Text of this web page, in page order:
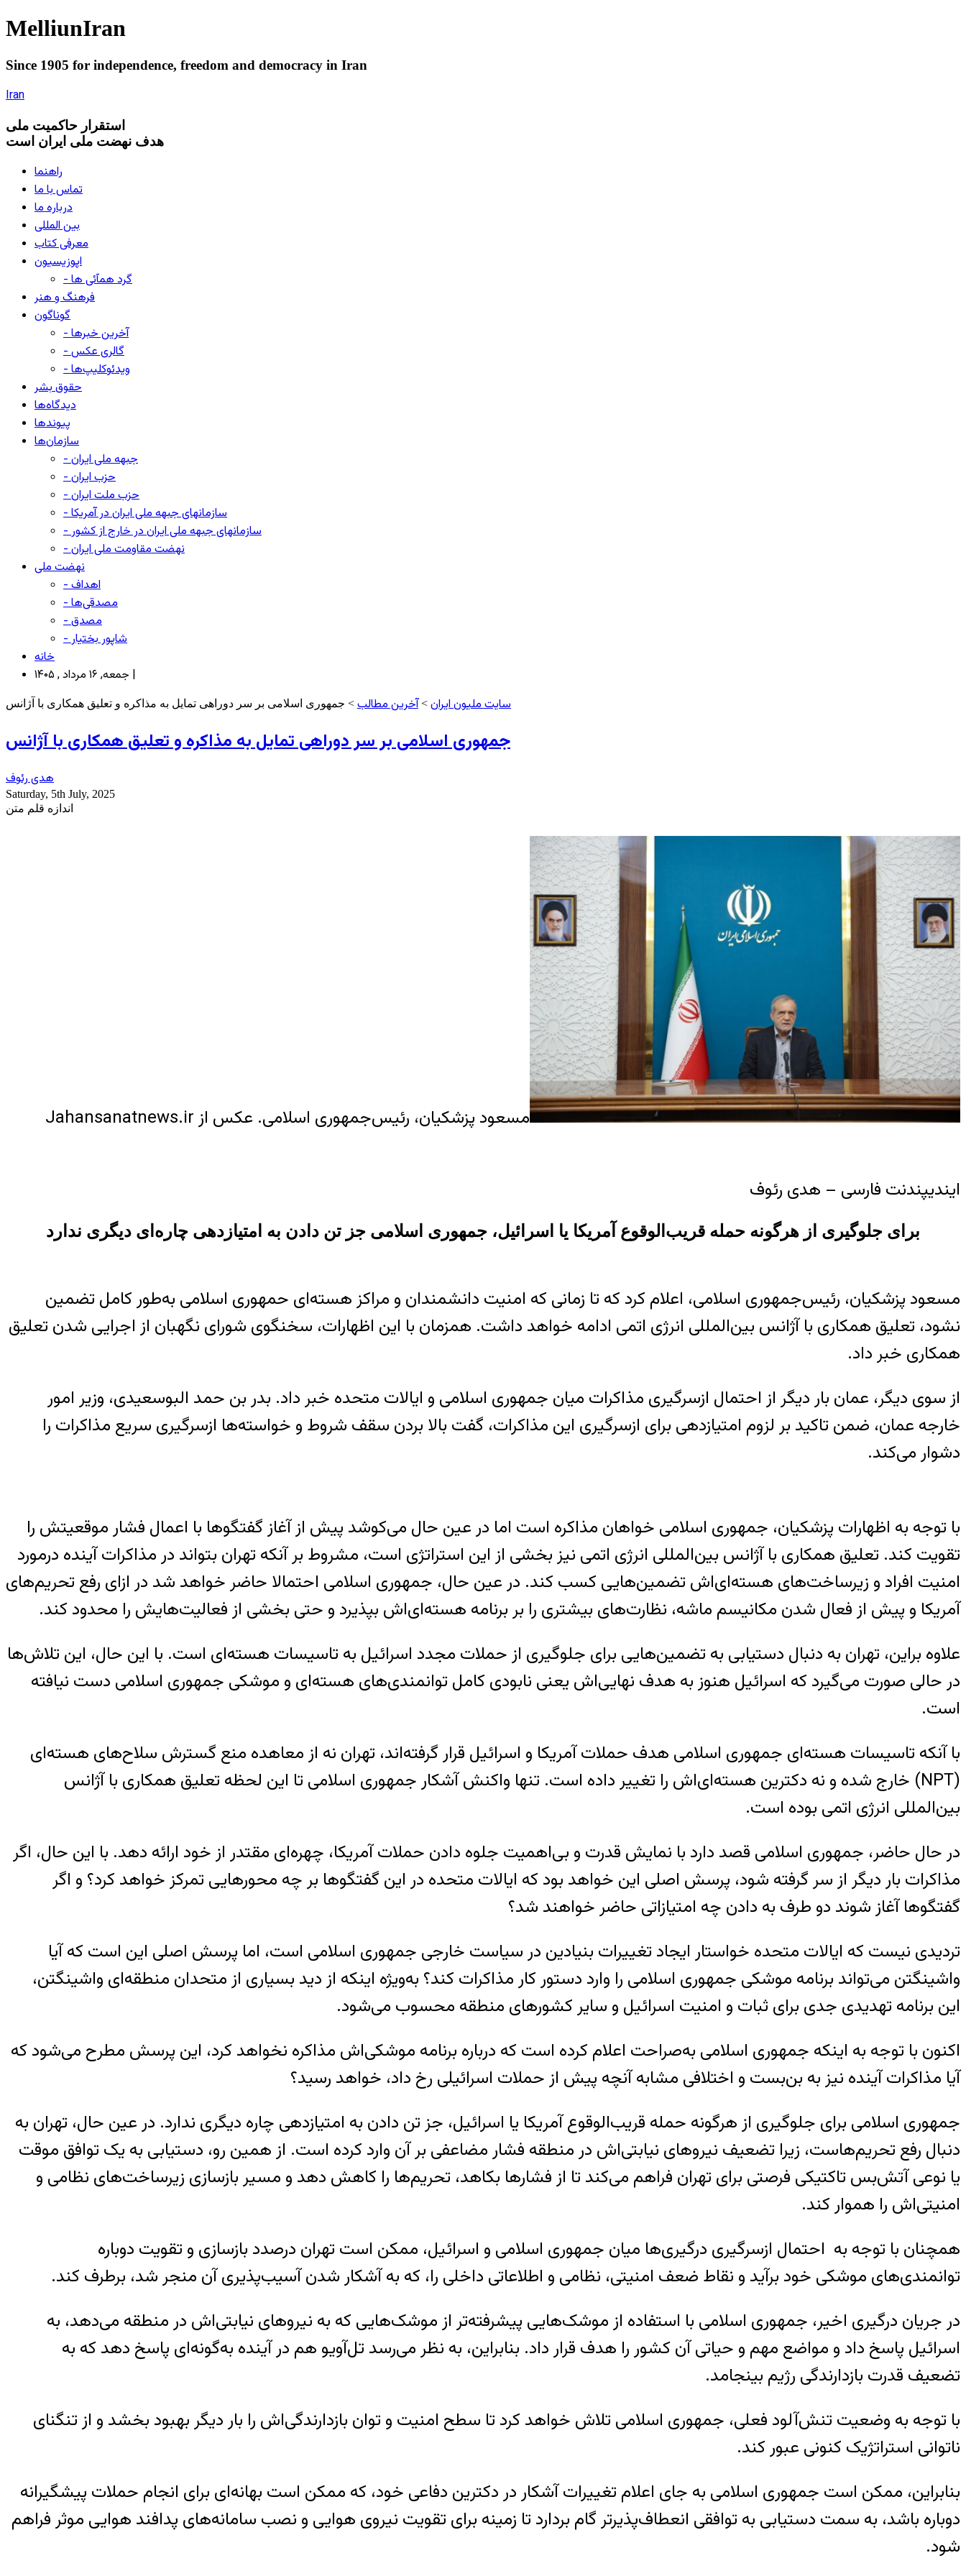
MelliunIran
Since 1905 for independence, freedom and democracy in Iran
Iran
استقرار حاکميت ملی
هدف نهضت ملی ایران است
راهنما
تماس با ما
درباره ما
بین المللی
معرفی کتاب
اپوزیسیون
- گرد همآئی ها
فرهنگ و هنر
گوناگون
- آخرین خبرها
- گالری عکس
- ویدئوکلیپ‌ها
حقوق بشر
دیدگاه‌ها
پیوندها
سازمان‌ها
- جبهه ملی ایران
- حزب ایران
- حزب ملت ایران
- سازمانهای جبهه ملی ایران در آمریکا
- سازمانهای جبهه ملی ایران در خارج از کشور
- نهضت مقاومت ملی ایران
نهضت ملی
- اهداف
- مصدقی‌ها
- مصدق
- شاپور بختیار
خانه
جمعه, ۱۶ مرداد , ۱۴۰۵ |
سایت ملیون ایران >آخرین مطالب > جمهوری اسلامی بر سر دوراهی تمایل به مذاکره و تعلیق همکاری با آژانس
جمهوری اسلامی بر سر دوراهی تمایل به مذاکره و تعلیق همکاری با آژانس
هدی رئوف
Saturday, 5th July, 2025
اندازه قلم متن
مسعود پزشکیان، رئیس‌جمهوری اسلامی. عکس از Jahansanatnews.ir
ایندیپندنت فارسی – هدی رئوف
برای جلوگیری از هرگونه حمله قریب‌الوقوع آمریکا یا اسرائیل، جمهوری اسلامی جز تن دادن به امتیازدهی چاره‌ای دیگری ندارد
مسعود پزشکیان، رئیس‌جمهوری اسلامی، اعلام کرد که تا زمانی که امنیت دانشمندان و مراکز هسته‌ای حمهوری اسلامی به‌طور کامل تضمین
نشود، تعلیق همکاری با آژانس بین‌المللی انرژی اتمی ادامه خواهد داشت. همزمان با این اظهارات، سخنگوی شورای نگهبان از اجرایی شدن تعلیق
همکاری خبر داد.
از سوی دیگر، عمان بار دیگر از احتمال ازسرگیری مذاکرات میان جمهوری اسلامی و ایالات متحده خبر داد. بدر بن حمد البوسعیدی، وزیر امور
خارجه عمان، ضمن تاکید بر لزوم امتیازدهی برای ازسرگیری این مذاکرات، گفت بالا بردن سقف شروط و خواسته‌ها ازسرگیری سریع مذاکرات را
دشوار می‌کند.
با توجه به اظهارات پزشکیان، جمهوری اسلامی خواهان مذاکره است اما در عین حال می‌کوشد پیش از آغاز گفتگوها با اعمال فشار موقعیتش را
تقویت کند. تعلیق همکاری با آژانس بین‌المللی انرژی اتمی نیز بخشی از این استراتژی است، مشروط بر آنکه تهران بتواند در مذاکرات آینده درمورد
امنیت افراد و زیرساخت‌های هسته‌ای‌اش تضمین‌‌هایی کسب کند. در عین حال، جمهوری اسلامی احتمالا حاضر خواهد شد در ازای رفع تحریم‌های
آمریکا و پیش از فعال شدن مکانیسم ماشه، نظارت‌های بیشتری را بر برنامه هسته‌ای‌اش بپذیرد و حتی بخشی از فعالیت‌هایش را محدود کند.
علاوه براین، تهران به دنبال دستیابی به تضمین‌هایی برای جلوگیری از حملات مجدد اسرائیل به تاسیسات هسته‌ای است. با این حال، این تلاش‌ها
در حالی صورت می‌گیرد که اسرائیل هنوز به هدف نهایی‌اش یعنی نابودی کامل توانمندی‌های هسته‌ای و موشکی جمهوری اسلامی دست نیافته
است.
با آنکه تاسیسات هسته‌ای جمهوری اسلامی هدف حملات آمریکا و اسرائیل قرار گرفته‌اند، تهران نه از معاهده منع گسترش سلاح‌های هسته‌ای
(NPT) خارج شده و نه دکترین هسته‌ای‌اش را تغییر داده است. تنها واکنش آشکار جمهوری اسلامی تا این لحظه تعلیق همکاری با آژانس
بین‌المللی انرژی اتمی بوده است.
در حال حاضر، جمهوری اسلامی قصد دارد با نمایش قدرت و بی‌اهمیت جلوه دادن حملات آمریکا، چهره‌ای مقتدر از خود ارائه دهد. با این حال، اگر
مذاکرات بار دیگر از سر گرفته شود، پرسش اصلی این خواهد بود که ایالات متحده در این گفتگوها بر چه محورهایی تمرکز خواهد کرد؟ و اگر
گفتگوها آغاز شوند دو طرف به دادن چه امتیازاتی حاضر خواهند شد؟
تردیدی نیست که ایالات متحده خواستار ایجاد تغییرات بنیادین در سیاست خارجی جمهوری اسلامی است، اما پرسش اصلی این است که آیا
واشینگتن می‌تواند برنامه موشکی جمهوری اسلامی را وارد دستور کار مذاکرات کند؟ به‌ویژه اینکه از دید بسیاری از متحدان منطقه‌ای‌ واشینگتن،
این برنامه تهدیدی جدی برای ثبات و امنیت اسرائیل و سایر کشورهای منطقه محسوب می‌شود.
اکنون با توجه به اینکه جمهوری اسلامی به‌صراحت اعلام کرده است که درباره برنامه موشکی‌اش مذاکره نخواهد کرد، این پرسش مطرح می‌شود که
آیا مذاکرات آینده نیز به بن‌بست و اختلافی مشابه آنچه پیش از حملات اسرائیلی رخ داد، خواهد رسید؟
جمهوری اسلامی برای جلوگیری از هرگونه حمله قریب‌الوقوع آمریکا یا اسرائیل، جز تن دادن به امتیازدهی چاره دیگری ندارد. در عین حال، تهران به
دنبال رفع تحریم‌هاست، زیرا تضعیف نیروهای نیابتی‌اش در منطقه فشار مضاعفی بر آن وارد کرده است. از همین رو، دستیابی به یک توافق موقت
یا نوعی آتش‌بس تاکتیکی فرصتی برای تهران فراهم می‌کند تا از فشارها بکاهد، تحریم‌ها را کاهش دهد و مسیر بازسازی زیرساخت‌های نظامی و
امنیتی‌اش را هموار کند.
همچنان با توجه به احتمال ازسرگیری درگیری‌ها میان جمهوری اسلامی و اسرائیل، ممکن است تهران درصدد بازسازی و تقویت دوباره
توانمندی‌های موشکی خود برآید و نقاط ضعف امنیتی، نظامی و اطلاعاتی داخلی را، که به آشکار شدن آسیب‌پذیری آن منجر شد، برطرف کند.
در جریان درگیری اخیر، جمهوری اسلامی با استفاده از موشک‌هایی پیشرفته‌تر از موشک‌هایی که به نیروهای نیابتی‌اش در منطقه می‌دهد، به
اسرائيل پاسخ داد و مواضع مهم و حیاتی آن کشور را هدف قرار داد. بنابراین، به نظر می‌رسد تل‌آویو هم در آینده به‌گونه‌ای پاسخ دهد که به
تضعیف قدرت بازدارندگی رژیم بینجامد.
با توجه به وضعیت تنش‌آلود فعلی، جمهوری اسلامی تلاش خواهد کرد تا سطح امنیت و توان بازدارندگی‌اش را بار دیگر بهبود بخشد و از تنگنای
ناتوانی استراتژیک کنونی عبور کند.
بنابراین، ممکن است جمهوری اسلامی به جای اعلام تغییرات آشکار در دکترین دفاعی خود، که ممکن است بهانه‌ای برای انجام حملات پیشگیرانه
دوباره باشد، به سمت دستیابی به توافقی انعطاف‌پذیرتر گام بردارد تا زمینه برای تقویت نیروی هوایی و نصب سامانه‌های پدافند هوایی موثر فراهم
شود.